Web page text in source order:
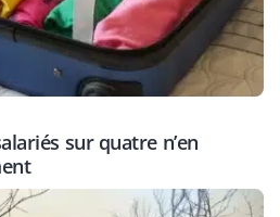
sur quatre n’en